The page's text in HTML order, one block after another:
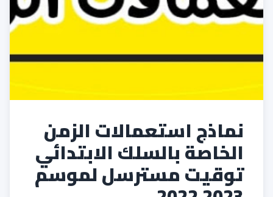
نماذج استعمالات الزمن
الخاصة بالسلك الابتدائي
توقيت مسترسل لموسم